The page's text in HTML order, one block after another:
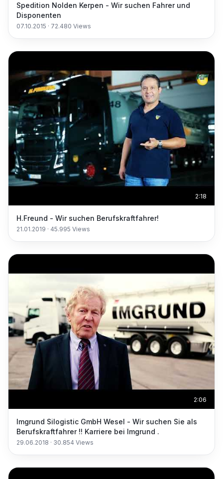
Spedition Nolden Kerpen - Wir suchen Fahrer und
Disponenten
07.10.2015 · 72.480 Views
2:18
H.Freund - Wir suchen Berufskraftfahrer!
21.01.2019 · 45.995 Views
2:06
Imgrund Silogistic GmbH Wesel - Wir suchen Sie als
Berufskraftfahrer !! Karriere bei Imgrund .
29.06.2018 · 30.854 Views